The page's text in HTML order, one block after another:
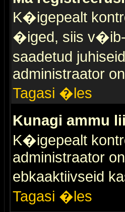
K�igepealt
�iged, siis v�ib-
saadetud
administraator
Tagasi �les
Kunagi ammu
K�igepealt
administraator
ebkaaktiivseid
Tagasi �les